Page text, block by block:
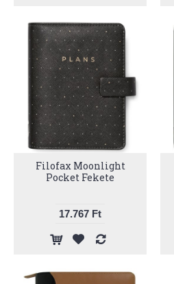
Filofax Moonlight
Pocket Fekete
17.767 Ft